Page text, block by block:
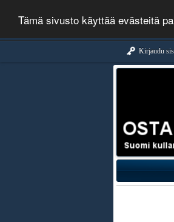
Tämä sivusto käyttää evästeitä
Kirjaudu